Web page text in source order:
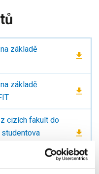
základě
základě
cizích fakult do